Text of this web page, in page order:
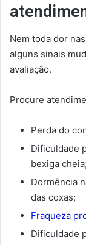
Nem toda dor
alguns sinais
avaliação.
Procure
Perda do
Dificuldade
bexiga cheia;
Dormência
das coxas;
Fraqueza
Dificuldade